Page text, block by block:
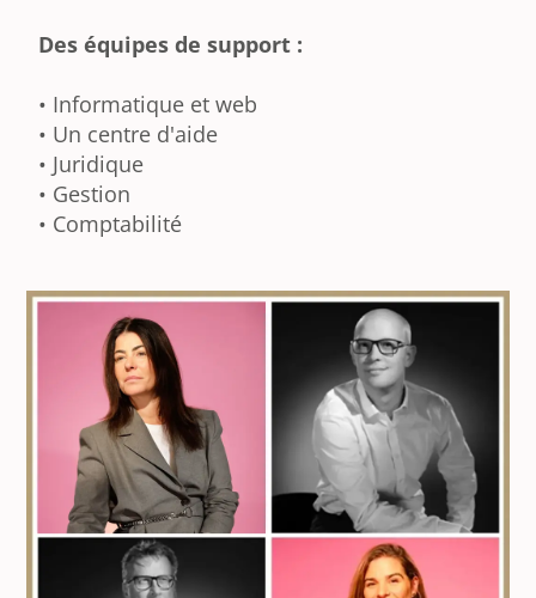
Des équipes de support :
• Informatique et web
• Un centre d'aide
• Juridique
• Gestion
• Comptabilité